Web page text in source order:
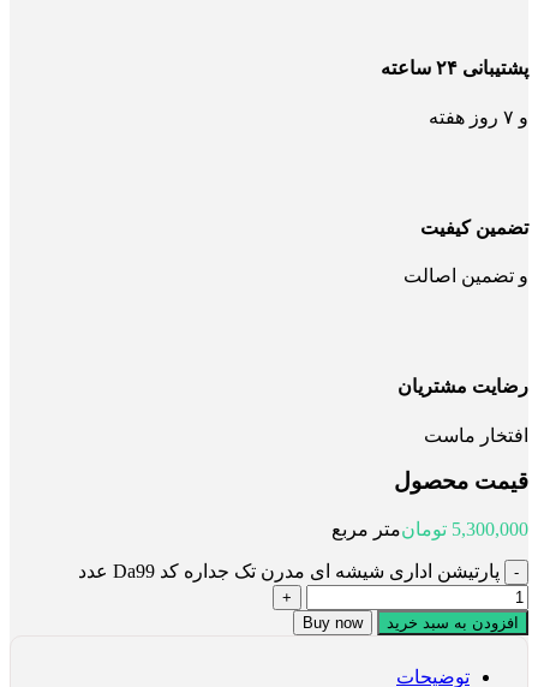
پشتیبانی ۲۴ ساعته
و ۷ روز هفته
تضمین کیفیت
و تضمین اصالت
رضایت مشتریان
افتخار ماست
قیمت محصول
5,300,000 تومانمتر مربع
پارتیشن اداری شیشه ای مدرن تک جداره کد Da99 عدد
افزودن به سبد خرید Buy now
توضیحات